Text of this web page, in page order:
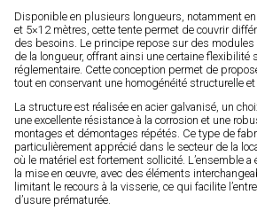
Disponible en plusieurs longueurs, notamment
et 5×12 mètres, cette tente permet de couvrir
des besoins. Le principe repose sur des
de la longueur, offrant ainsi une certaine flexibilité
réglementaire. Cette conception permet de
tout en conservant une homogénéité structurelle
La structure est réalisée en acier galvanisé, un
une excellente résistance à la corrosion et une
montages et démontages répétés. Ce type de
particulièrement apprécié dans le secteur de la
où le matériel est fortement sollicité. L’ensemble
la mise en œuvre, avec des éléments
limitant le recours à la visserie, ce qui facilite
d’usure prématurée.